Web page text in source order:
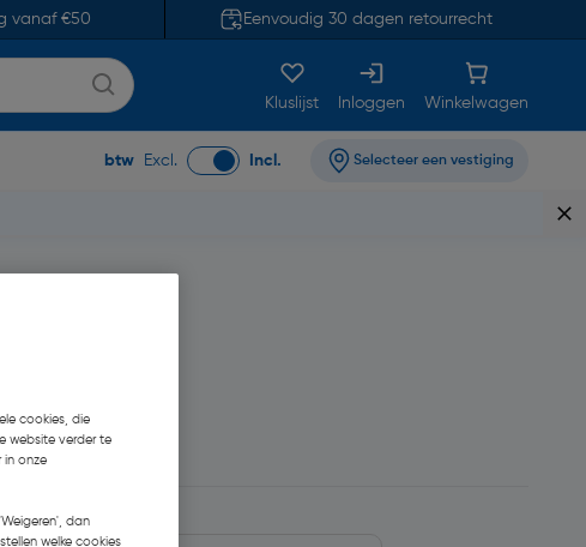
vanaf €50 Eenvoudig 30 dagen retourrecht
Kluslijst Inloggen Winkelwagen
btw Excl. Incl. Selecteer een vestiging
3,31
cookies, die
website verder te
in onze
dan
welke cookies